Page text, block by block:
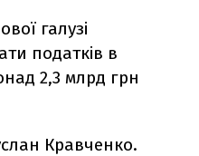
галузі
податків в
2,3 млрд грн
Кравченко.